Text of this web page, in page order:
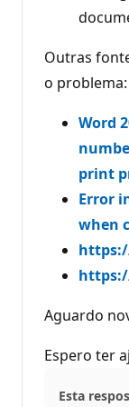
Outras
o problema:
Word
print
Error
when
Aguardo
Espero ter
Esta